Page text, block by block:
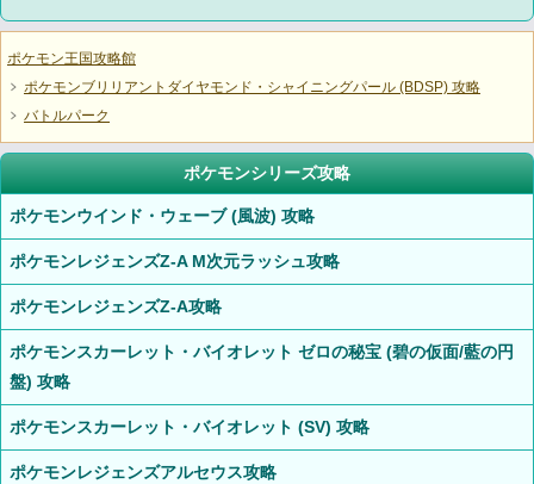
ポケモン王国攻略館
ポケモンブリリアントダイヤモンド・シャイニングパール (BDSP) 攻略
バトルパーク
ポケモンシリーズ攻略
ポケモンウインド・ウェーブ (風波) 攻略
ポケモンレジェンズZ-A M次元ラッシュ攻略
ポケモンレジェンズZ-A攻略
ポケモンスカーレット・バイオレット ゼロの秘宝 (碧の仮面/藍の円
盤) 攻略
ポケモンスカーレット・バイオレット (SV) 攻略
ポケモンレジェンズアルセウス攻略